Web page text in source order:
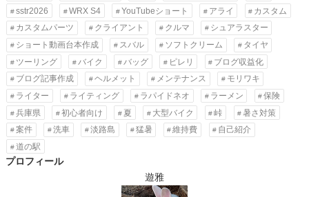
sstr2026
WRX S4 YouTubeショート アライ
カスタム
カスタムパーツ
クライアント クルマ
シュアラスター
ショート動画台本作成
スバル ソフトクリーム
タイヤ
ツーリング
バイク バッグ ピレリ
ブログ収益化
ブログ記事作成
ヘルメット メンテナンス
モリワキ
ライター
ライティング ラパイドネオ ラーメン
保険
兵庫県
初心者向け 夏 大型バイク 峠
暑さ対策
案件
洗車 淡路島 猛暑 維持費
自己紹介
道の駅
プロフィール
遊雅